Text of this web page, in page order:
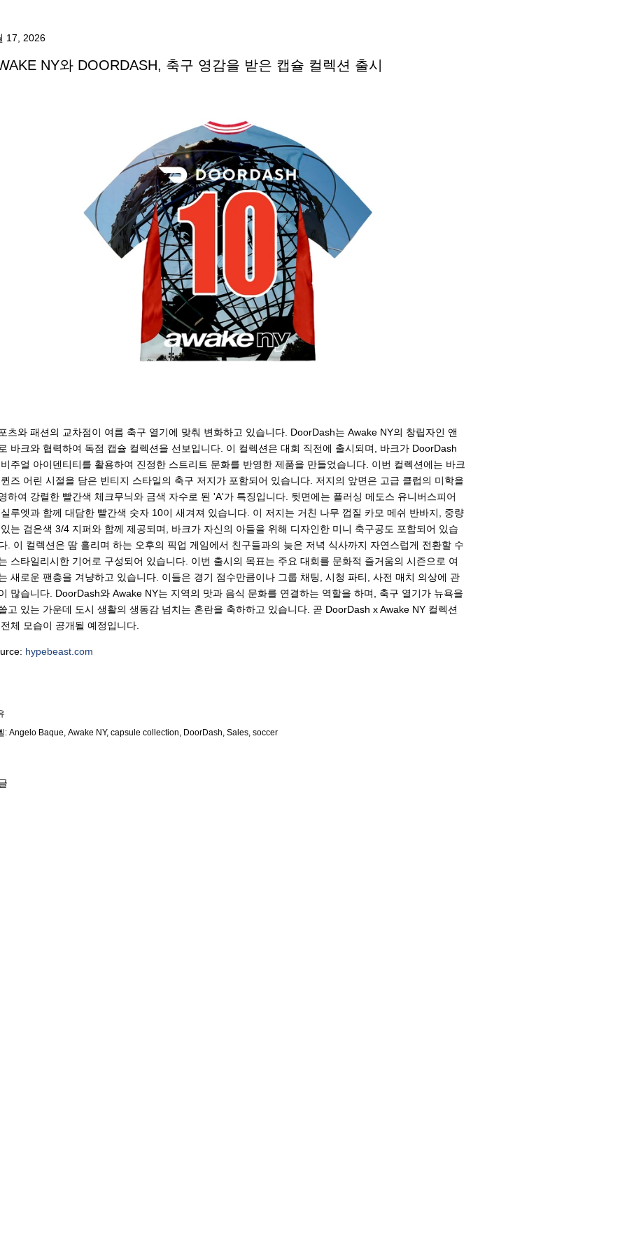
17, 2026
NY와 DOORDASH, 축구 영감을 받은 캡슐 컬렉션 출시
츠와 패션의 교차점이 여름 축구 열기에 맞춰 변화하고 있습니다. DoorDash는 Awake NY의 창립자인 앤
바크와 협력하여 독점 캡슐 컬렉션을 선보입니다. 이 컬렉션은 대회 직전에 출시되며, 바크가 DoorDash
주얼 아이덴티티를 활용하여 진정한 스트리트 문화를 반영한 제품을 만들었습니다. 이번 컬렉션에는 바크
즈 어린 시절을 담은 빈티지 스타일의 축구 저지가 포함되어 있습니다. 저지의 앞면은 고급 클럽의 미학을
하여 강렬한 빨간색 체크무늬와 금색 자수로 된 'A'가 특징입니다. 뒷면에는 플러싱 메도스 유니버스피어
루엣과 함께 대담한 빨간색 숫자 10이 새겨져 있습니다. 이 저지는 거친 나무 껍질 카모 메쉬 반바지, 중량
는 검은색 3/4 지퍼와 함께 제공되며, 바크가 자신의 아들을 위해 디자인한 미니 축구공도 포함되어 있습
. 이 컬렉션은 땀 흘리며 하는 오후의 픽업 게임에서 친구들과의 늦은 저녁 식사까지 자연스럽게 전환할 수
스타일리시한 기어로 구성되어 있습니다. 이번 출시의 목표는 주요 대회를 문화적 즐거움의 시즌으로 여
새로운 팬층을 겨냥하고 있습니다. 이들은 경기 점수만큼이나 그룹 채팅, 시청 파티, 사전 매치 의상에 관
많습니다. DoorDash와 Awake NY는 지역의 맛과 음식 문화를 연결하는 역할을 하며, 축구 열기가 뉴욕을
고 있는 가운데 도시 생활의 생동감 넘치는 혼란을 축하하고 있습니다. 곧 DoorDash x Awake NY 컬렉션
체 모습이 공개될 예정입니다.
hypebeast.com
: Angelo Baque Awake NY capsule collection DoorDash Sales soccer